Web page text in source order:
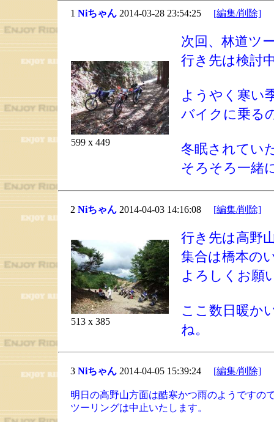
1 Niちゃん2014-03-28 23:54:25 [編集/削除]
599 x 449
次回、林道ツ
行き先は検討
ようやく寒い
バイクに乗る
冬眠されてい
そろそろ一緒
2 Niちゃん2014-04-03 14:16:08 [編集/削除]
513 x 385
行き先は高野
集合は橋本の
よろしくお願
ここ数日暖か
ね。
3 Niちゃん2014-04-05 15:39:24 [編集/削除]
明日の高野山方面は酷寒かつ雨のようですの
ツーリングは中止いたします。